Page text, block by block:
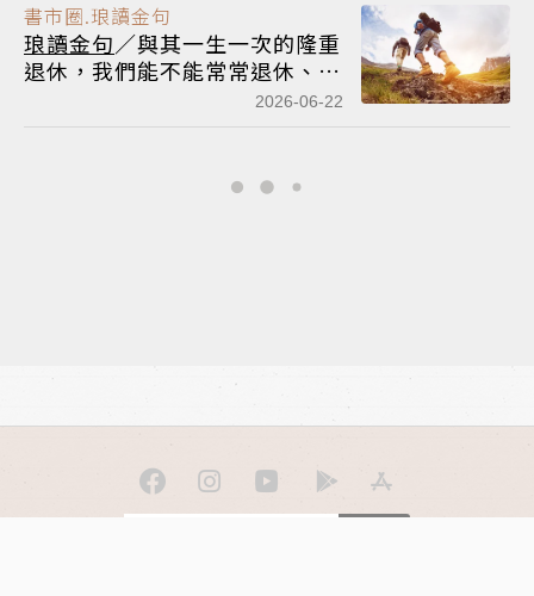
書市圈.琅讀金句
琅讀金句／與其一生一次的隆重
退休，我們能不能常常退休、不
2026-06-22